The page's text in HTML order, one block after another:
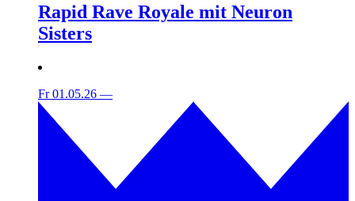
Rapid Rave Royale mit Neuron
Sisters
Fr 01.05.26 —